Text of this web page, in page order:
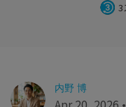
UBackit - データバッ
3
内野 博